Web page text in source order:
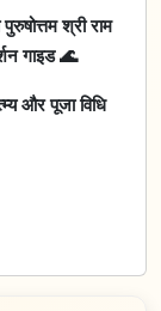
श्री राम
गाइड 🌊
और पूजा विधि